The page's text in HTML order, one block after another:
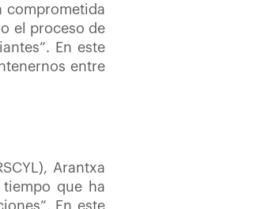
comprometida
el proceso de
En este
entre
Arantxa
que ha
En este